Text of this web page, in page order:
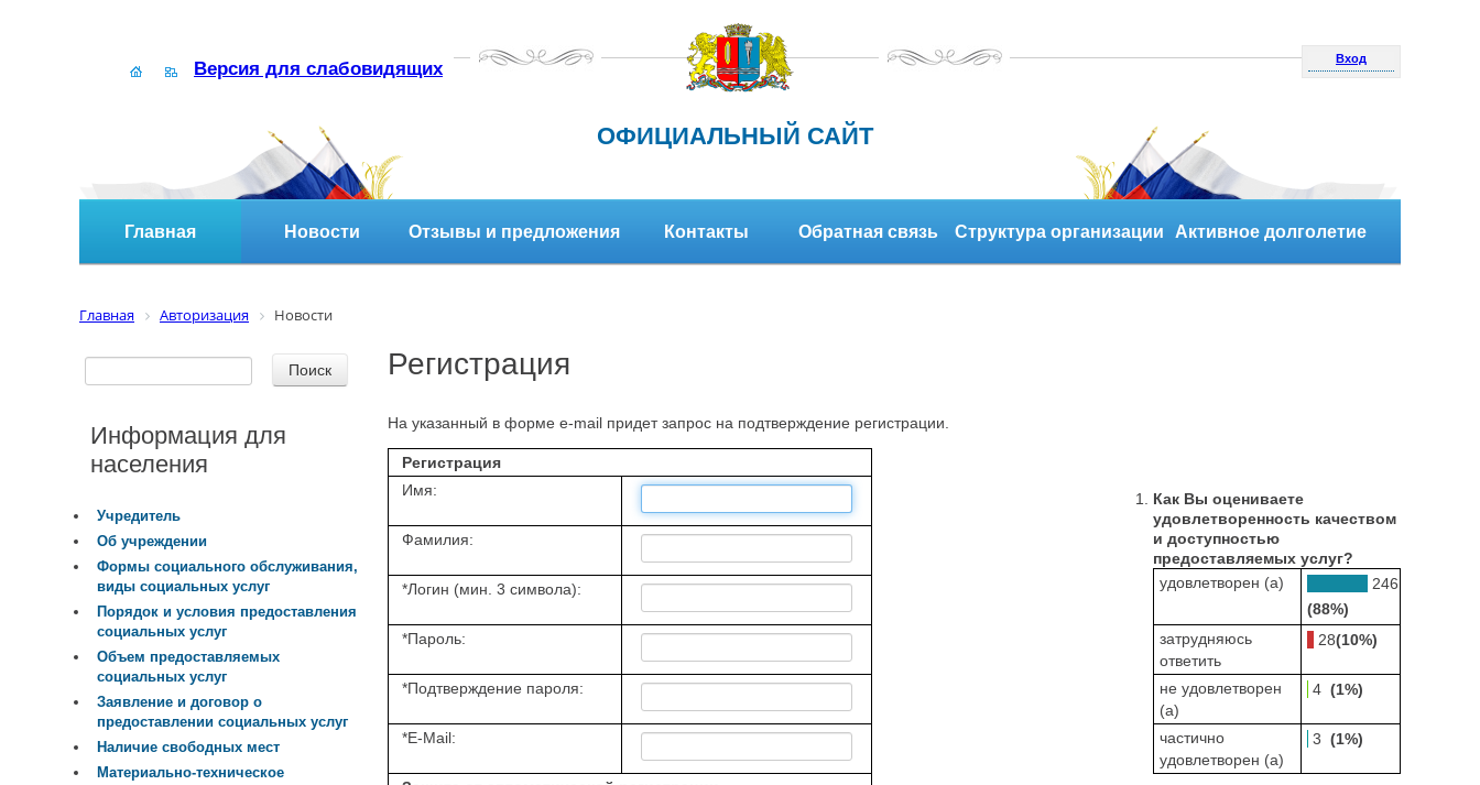
Версия для слабовидящих Вход
ОФИЦИАЛЬНЫЙ САЙТ
Главная Новости Отзывы и предложения Контакты Обратная связь Структура организации Активное долголетие
Главная Авторизация Новости
Регистрация
На указанный в форме e-mail придет запрос на подтверждение регистрации.
Регистрация
Имя:
Фамилия:
*Логин (мин. 3 символа):
*Пароль:
*Подтверждение пароля:
*E-Mail:
Информация для
населения
Учредитель
Об учреждении
Формы социального обслуживания,
виды социальных услуг
Порядок и условия предоставления
социальных услуг
Объем предоставляемых
социальных услуг
Заявление и договор о
предоставлении социальных услуг
Наличие свободных мест
Материально-техническое
Как Вы оцениваете
удовлетворенность качеством
и доступностью
предоставляемых услуг?
удовлетворен (а)
246
(88%)
затрудняюсь
ответить
28(10%)
не удовлетворен
(а)
4 (1%)
частично
удовлетворен (а)
3 (1%)